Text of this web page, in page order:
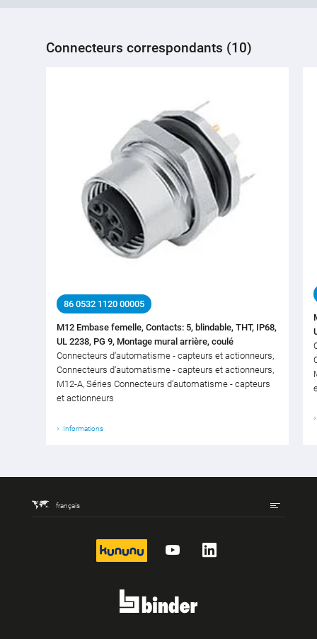
Connecteurs correspondants (10)
86 0532 1120 00005
M12 Embase femelle, Contacts: 5, blindable, THT, IP68,
UL 2238, PG 9, Montage mural arrière, coulé
Connecteurs d‘automatisme - capteurs et actionneurs,
Connecteurs d‘automatisme - capteurs et actionneurs,
M12-A, Séries Connecteurs d‘automatisme - capteurs
et actionneurs
Informations
français
kununu YouTubeLinkedIn